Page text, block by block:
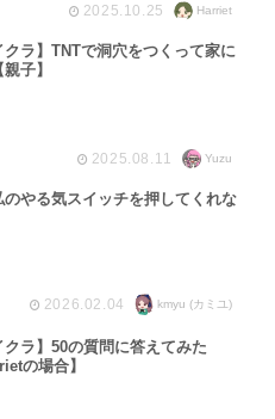
2025.10.25 Harriet
クラ】TNTで洞穴をつくって家に
子】
2025.08.11 Yuzu
のやる気スイッチを押してくれな
2026.02.04 kmyu (カミユ)
クラ】50の質問に答えてみた
の場合】